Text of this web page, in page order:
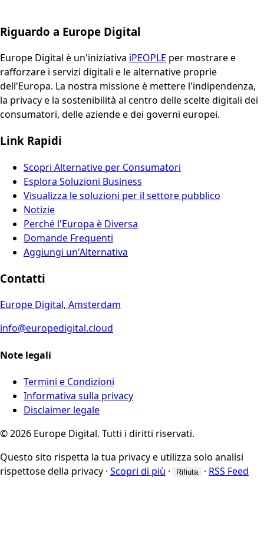
Riguardo a Europe Digital
Europe Digital è un'iniziativa iPEOPLE per mostrare e
rafforzare i servizi digitali e le alternative proprie
dell'Europa. La nostra missione è mettere l'indipendenza,
la privacy e la sostenibilità al centro delle scelte digitali dei
consumatori, delle aziende e dei governi europei.
Link Rapidi
Scopri Alternative per Consumatori
Esplora Soluzioni Business
Visualizza le soluzioni per il settore pubblico
Notizie
Perché l'Europa è Diversa
Domande Frequenti
Aggiungi un'Alternativa
Contatti
Europe Digital, Amsterdam
info@europedigital.cloud
Note legali
Termini e Condizioni
Informativa sulla privacy
Disclaimer legale
© 2026 Europe Digital. Tutti i diritti riservati.
Questo sito rispetta la tua privacy e utilizza solo analisi
rispettose della privacy · Scopri di più · Rifiuta · RSS Feed